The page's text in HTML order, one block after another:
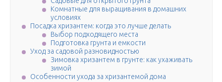
Комнатные для выращивания в домашних
условиях
Посадка хризантем: когда это лучше делать
Выбор подходящего места
Подготовка грунта и емкости
Уход за садовой разновидностью
Зимовка хризантем в грунте: как ухаживать
зимой
Особенности ухода за хризантемой дома